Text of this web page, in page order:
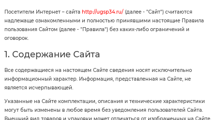
Посетители Интернет – сайта http://ugsp34.ru/(далее - "Сайт") считаются
надлежаще ознакомленными и полностью принявшими настоящие Правила
пользования Сайтом (далее - "Правила") без каких-либо ограничений и
оговорок.
1. Содержание Сайта
Все содержащиеся на настоящем Сайте сведения носят исключительно
информационный характер. Информация, представленная на Сайте, не
является исчерпывающей.
Указанные на Сайте комплектации, описания и технические характеристики
могут быть изменены в любое время без уведомления пользователей Сайта.